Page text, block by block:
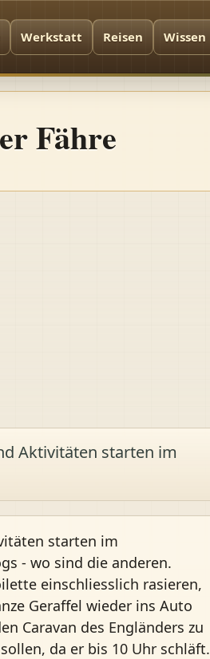
Werkstatt Reisen Wissen
Fähre
Aktivitäten starten im
starten im
- wo sind die anderen.
einschliesslich rasieren,
Geraffel wieder ins Auto
Caravan des Engländers zu
da er bis 10 Uhr schläft.